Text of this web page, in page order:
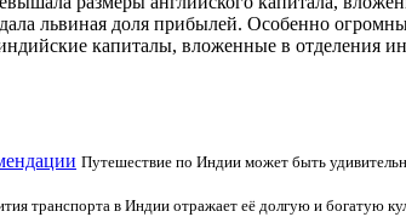
львиная доля прибылей. Особенно
капиталы, вложенные в отделения
Путешествие по Индии может быть
транспорта в Индии отражает её долгую и богатую